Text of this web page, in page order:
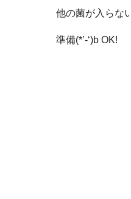
他の菌が入らな
準備(*’-‘)b OK!